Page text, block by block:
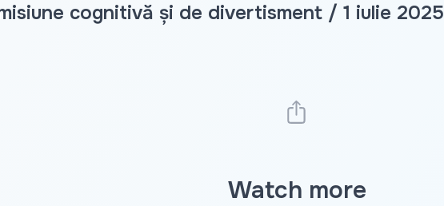
cognitivă și de divertisment / 1 iulie 2025
Watch more